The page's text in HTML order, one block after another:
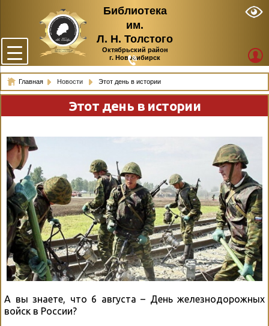
Библиотека
им.
Л. Н. Толстого
Октябрьский район
г. Новосибирск
Главная Новости Этот день в истории
Этот день в истории
А вы знаете, что 6 августа – День железнодорожных
войск в России?